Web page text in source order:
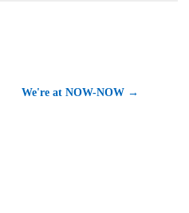
We're at NOW-NOW →